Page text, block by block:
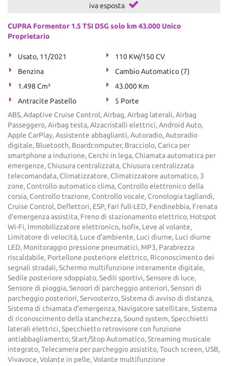
iva esposta
CUPRA Formentor 1.5 TSI DSG solo km 43.000 Unico
Proprietario
Usato, 11/2021
110 KW/150 CV
Benzina
Cambio Automatico (7)
1.498 Cm³
43.000 Km
Antracite Pastello
5 Porte
ABS, Adaptive Cruise Control, Airbag, Airbag laterali, Airbag
Passeggero, Airbag testa, Alzacristalli elettrici, Android Auto,
Apple CarPlay, Assistente abbaglianti, Autoradio, Autoradio
digitale, Bluetooth, Boardcomputer, Bracciolo, Carica per
smartphone a induzione, Cerchi in lega, Chiamata automatica per
emergenze, Chiusura centralizzata, Chiusura centralizzata
telecomandata, Climatizzatore, Climatizzatore automatico, 3
zone, Controllo automatico clima, Controllo elettronico della
corsia, Controllo trazione, Controllo vocale, Cronologia tagliandi,
Cruise Control, Deflettori, ESP, Fari full-LED, Fendinebbia, Frenata
d'emergenza assistita, Freno di stazionamento elettrico, Hotspot
Wi-Fi, Immobilizzatore elettronico, Isofix, Leve al volante,
Limitatore di velocità, Luce d'ambiente, Luci diurne, Luci diurne
LED, Monitoraggio pressione pneumatici, MP3, Parabrezza
riscaldabile, Portellone posteriore elettrico, Riconoscimento dei
segnali stradali, Schermo multifunzione interamente digitale,
Sedile posteriore sdoppiato, Sedili sportivi, Sensore di luce,
Sensore di pioggia, Sensori di parcheggio anteriori, Sensori di
parcheggio posteriori, Servosterzo, Sistema di avviso di distanza,
Sistema di chiamata d'emergenza, Navigatore satellitare, Sistema
di riconoscimento della stanchezza, Sound system, Specchietti
laterali elettrici, Specchietto retrovisore con funzione
antiabbagliamento, Start/Stop Automatico, Streaming musicale
integrato, Telecamera per parcheggio assistito, Touch screen, USB,
Vivavoce, Volante in pelle, Volante multifunzione